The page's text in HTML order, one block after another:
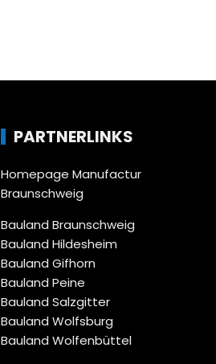
PARTNERLINKS
Homepage Manufactur
Braunschweig
Bauland Braunschweig
Bauland Hildesheim
Bauland Gifhorn
Bauland Peine
Bauland Salzgitter
Bauland Wolfsburg
Bauland Wolfenbüttel